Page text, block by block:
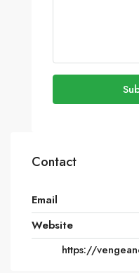
Contact
Email
Website
https://